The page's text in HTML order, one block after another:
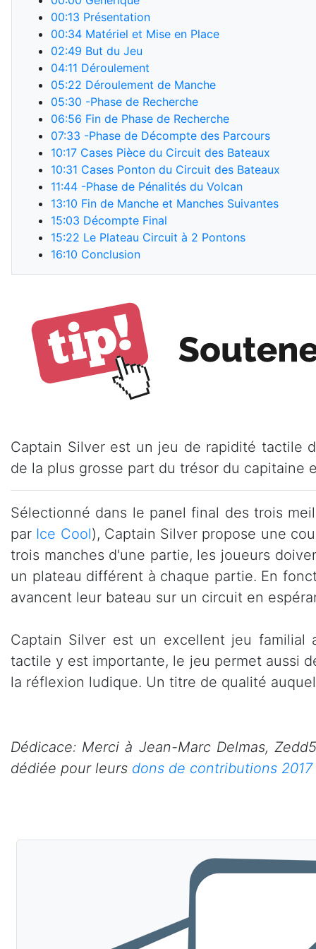
00:13 Présentation
00:34 Matériel et Mise en Place
02:49 But du Jeu
04:11 Déroulement
05:22 Déroulement de Manche
05:30 -Phase de Recherche
06:56 Fin de Phase de Recherche
07:33 -Phase de Décompte des Parcours
10:17 Cases Pièce du Circuit des Bateaux
10:31 Cases Ponton du Circuit des Bateaux
11:44 -Phase de Pénalités du Volcan
13:10 Fin de Manche et Manches Suivantes
15:03 Décompte Final
15:22 Le Plateau Circuit à 2 Pontons
16:10 Conclusion
Captain Silver est un jeu de rapidité tactile
de la plus grosse part du trésor du capitaine
Sélectionné dans le panel final des trois
par Ice Cool), Captain Silver propose une
trois manches d'une partie, les joueurs
un plateau différent à chaque partie. En
avancent leur bateau sur un circuit en
Captain Silver est un excellent jeu familial
tactile y est importante, le jeu permet aussi
la réflexion ludique. Un titre de qualité
Dédicace: Merci à Jean-Marc Delmas,
dédiée pour leurs dons de contributions